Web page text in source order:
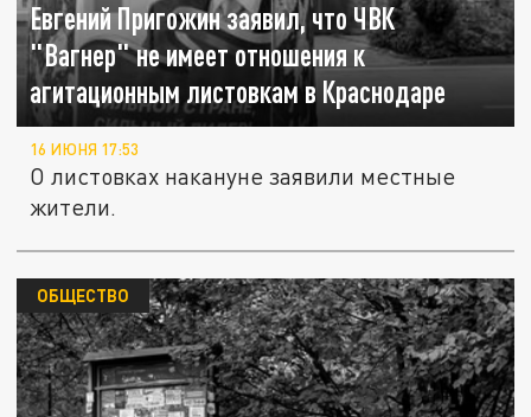
Евгений Пригожин заявил, что ЧВК
"Вагнер" не имеет отношения к
агитационным листовкам в Краснодаре
16 ИЮНЯ 17:53
О листовках накануне заявили местные
жители.
ОБЩЕСТВО